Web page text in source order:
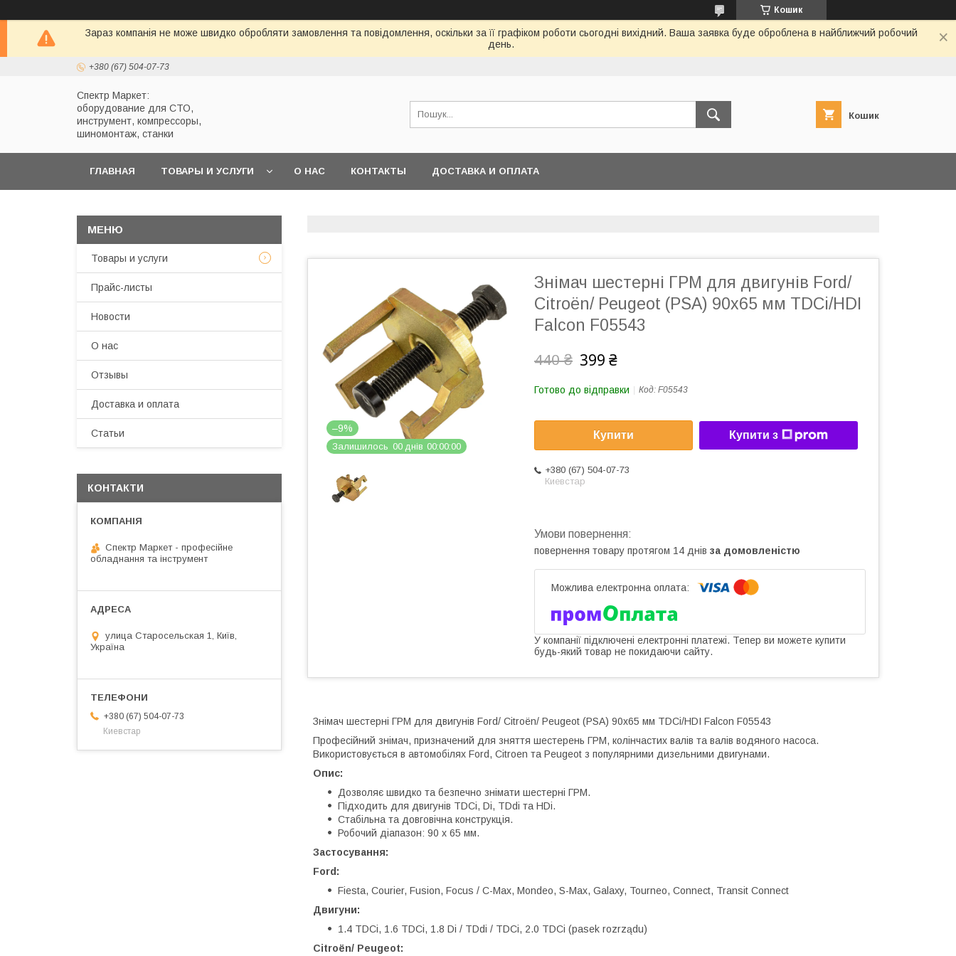
Кошик
Зараз компанія не може швидко обробляти замовлення та повідомлення, оскільки за її графіком роботи сьогодні вихідний. Ваша заявка буде оброблена в найближчий робочий
день.
+380 (67) 504-07-73
Спектр Маркет:
оборудование для СТО,
инструмент, компрессоры,
шиномонтаж, станки
Кошик
ГЛАВНАЯ ТОВАРЫ И УСЛУГИ О НАС КОНТАКТЫ ДОСТАВКА И ОПЛАТА
–9%
Залишилось 00 днів 00 00 00
Знімач шестерні ГРМ для двигунів Ford/
Citroën/ Peugeot (PSA) 90x65 мм TDCi/HDI
Falcon F05543
440 ₴ 399 ₴
Готово до відправки Код: F05543
Купити Купити з
+380 (67) 504-07-73
Киевстар
повернення товару протягом 14 днів за домовленістю
У компанії підключені електронні платежі. Тепер ви можете купити
будь-який товар не покидаючи сайту.
Знімач шестерні ГРМ для двигунів Ford/ Citroën/ Peugeot (PSA) 90x65 мм TDCi/HDI Falcon F05543
Професійний знімач, призначений для зняття шестерень ГРМ, колінчастих валів та валів водяного насоса.
Використовується в автомобілях Ford, Citroen та Peugeot з популярними дизельними двигунами.
Опис:
Дозволяє швидко та безпечно знімати шестерні ГРМ.
Підходить для двигунів TDCi, Di, TDdi та HDi.
Стабільна та довговічна конструкція.
Робочий діапазон: 90 x 65 мм.
Застосування:
Ford:
Fiesta, Courier, Fusion, Focus / C-Max, Mondeo, S-Max, Galaxy, Tourneo, Connect, Transit Connect
Двигуни:
1.4 TDCi, 1.6 TDCi, 1.8 Di / TDdi / TDCi, 2.0 TDCi (pasek rozrządu)
Citroën/ Peugeot:
Товары и услуги
Прайс-листы
Новости
О нас
Отзывы
Доставка и оплата
Статьи
КОНТАКТИ
Спектр Маркет - професійне
обладнання та інструмент
улица Старосельская 1, Київ,
Україна
+380 (67) 504-07-73
Киевстар